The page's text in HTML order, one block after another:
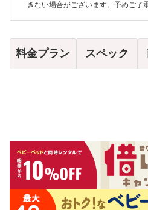
きない場合がございます。予めご了
料金プラン スペック